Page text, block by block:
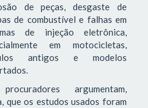
de peças, desgaste de
de combustível e falhas em
de injeção eletrônica,
em motocicletas,
antigos e modelos
argumentam,
que os estudos usados foram